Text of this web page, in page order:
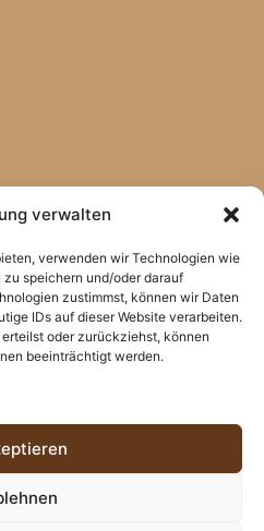
verwalten
verwenden wir Technologien wie
speichern und/oder darauf
zustimmst, können wir Daten
IDs auf dieser Website verarbeiten.
oder zurückziehst, können
beeinträchtigt werden.